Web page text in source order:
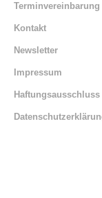
Terminvereinbarung
Kontakt
Newsletter
Impressum
Haftungsausschluss